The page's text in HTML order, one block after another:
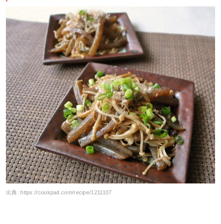
出典: https://cookpad.com/recipe/1211107